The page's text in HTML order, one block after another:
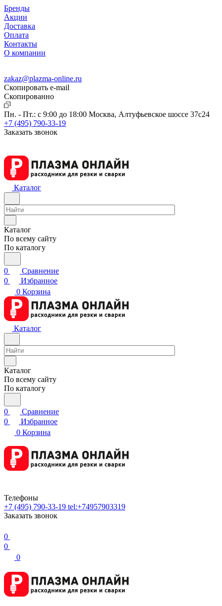
Бренды
Акции
Доставка
Оплата
Контакты
О компании
zakaz@plazma-online.ru
Скопировать e-mail
Cкопированно
Пн. - Пт.: с 9:00 до 18:00 Москва, Алтуфьевское шоссе 37с24
+7 (495) 790-33-19
Заказать звонок
Каталог
Каталог
По всему сайту
По каталогу
0
Сравнение
0
Избранное
0 Корзина
Каталог
Каталог
По всему сайту
По каталогу
0
Сравнение
0
Избранное
0 Корзина
Телефоны
+7 (495) 790-33-19 tel:+74957903319
Заказать звонок
0
0
0